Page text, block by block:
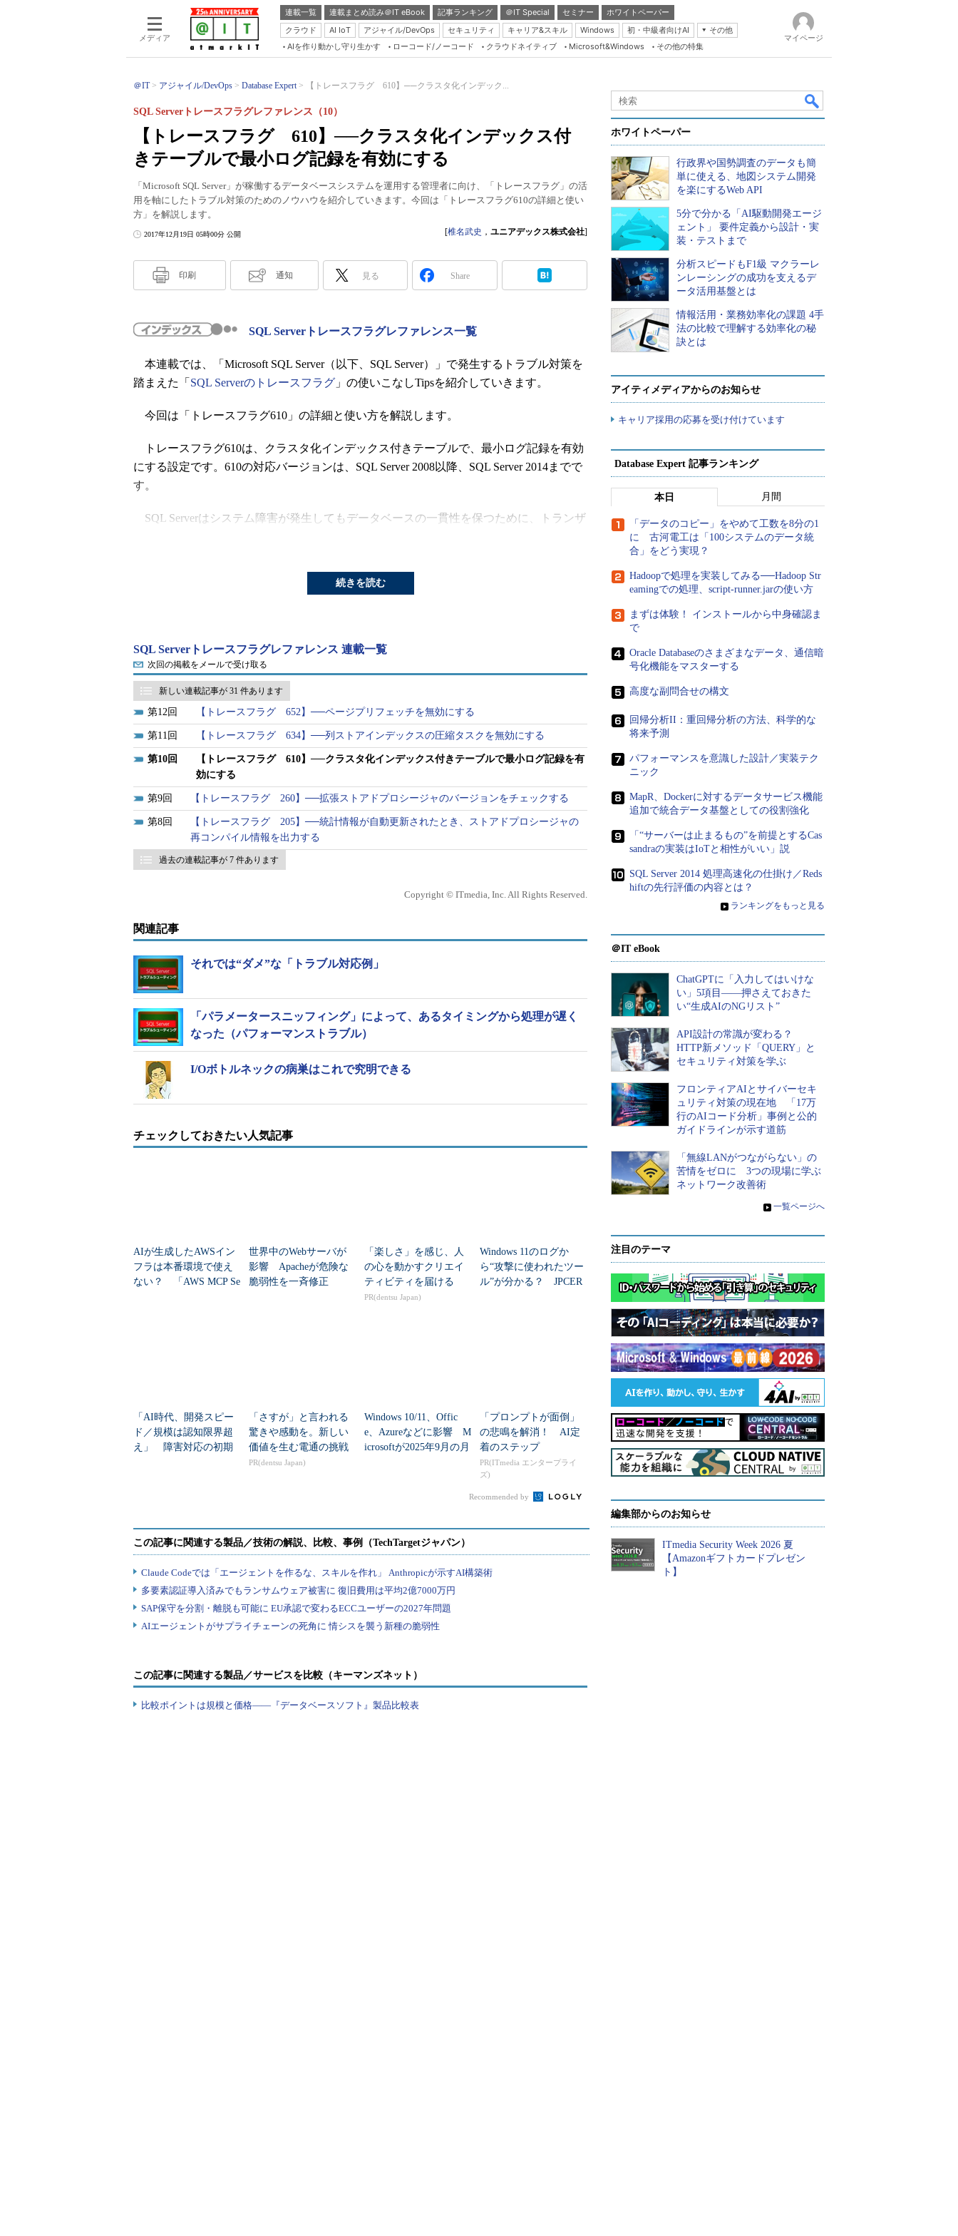
メディア
連載一覧 連載まとめ読み＠IT eBook 記事ランキング ＠IT Special セミナー
ホワイトペーパー
クラウド
AI IoT アジャイル/DevOps セキュリティ キャリア&スキル Windows 初・中級者向けAI
その他
Server & Storage
Java Agile
Database Expert
Linux ＆ OSS
Master of IP Network
Security & Trust
Test & Tools
AIを作り動かし守り生かす ローコード/ノーコード クラウドネイティブ Microsoft&Windows その他の特集
マイページ
＠IT アジャイル/DevOps Database Expert 【トレースフラグ 610】──クラスタ化インデック...
【トレースフラグ 610】──クラスタ化インデックス付
きテーブルで最小ログ記録を有効にする
SQL Serverトレースフラグレファレンス（10）
「Microsoft SQL Server」が稼働するデータベースシステムを運用する管理者に向け、「トレースフラグ」の活
用を軸にしたトラブル対策のためのノウハウを紹介していきます。今回は「トレースフラグ610の詳細と使い
方」を解説します。
2017年12月19日 05時00分 公開 [椎名武史 ， ユニアデックス株式会社]
印刷 通知 見る Share
SQL Serverトレースフラグレファレンス一覧
本連載では、「Microsoft SQL Server（以下、SQL Server）」で発生するトラブル対策を
踏まえた「 SQL Serverのトレースフラグ 」の使いこなしTipsを紹介していきます。
今回は「トレースフラグ610」の詳細と使い方を解説します。
トレースフラグ610は、クラスタ化インデックス付きテーブルで、最小ログ記録を有効
にする設定です。610の対応バージョンは、SQL Server 2008以降、SQL Server 2014までで
す。
SQL Serverはシステム障害が発生してもデータベースの一貫性を保つために、トランザ
しかし、全ての変更を記録するとトランザクションログの肥大化や処理遅延を引き起
こういった場合に役立つのが最小ログ記録です。対象データベースが単純復旧モデル
か、一括ログ復旧モデルの場合は、一括操作をエクステントの割り当てやメタデータの
変更だけの最小限のログ記録にとどめることができます。
最小ログ記録が使用できるか否かは状況により異なります。クラスタ化インデックス
が付与されているテーブルに対する一括操作では、テーブルが0行であり、さらに
TABLOCKヒントとORDERヒントが付与されている場合にのみ、最小ログ記録を使用で
ここでトレースフラグ610を有効にするとテーブル内の行数やヒントに関わらず、最小
ログ記録を使用できます。
設定可能なスコープ
スタートアップ
○
－
グローバルスコープ
○
トレースフラグ 3604／3605
－ 不要
動作例
一括操作を実行する前にトレースフラグ610が有効になっていれば、可能な限り最小ロ
グ記録を使用します。ただし、最小ログ記録にも弱点があります。最小ログ記録を含ん
ックアップ終了時点にしか復旧させることができません。
トレースフラグ610は、SQL Server 2008で導入された設定です。MSDN Blogsによれ
ば、SQL Server 2016からトレースフラグの有無に関わらず最小ログ記録を使用します。
SQL Server 2016, Minimal logging and Impact of the Batchsize in bulk load operations（MSDN
Blogs）
続きを読む
SQL Serverトレースフラグレファレンス 連載一覧
次回の掲載をメールで受け取る
新しい連載記事が 31 件あります
12 【トレースフラグ 652】──ページプリフェッチを無効にする
11 【トレースフラグ 634】──列ストアインデックスの圧縮タスクを無効にする
10
【トレースフラグ 610】──クラスタ化インデックス付きテーブルで最小ログ記録を有
効にする
9 【トレースフラグ 260】──拡張ストアドプロシージャのバージョンをチェックする
8
【トレースフラグ 205】──統計情報が自動更新されたとき、ストアドプロシージャの
再コンパイル情報を出力する
過去の連載記事が 7 件あります
Copyright © ITmedia, Inc. All Rights Reserved.
関連記事
それでは“ダメ”な「トラブル対応例」
「パラメータースニッフィング」によって、あるタイミングから処理が遅く
なった（パフォーマンストラブル）
I/Oボトルネックの病巣はこれで究明できる
チェックしておきたい人気記事
AIが生成したAWSイン
フラは本番環境で使え
ない？ 「AWS MCP Se
世界中のWebサーバが
影響 Apacheが危険な
脆弱性を一斉修正
「楽しさ」を感じ、人
の心を動かすクリエイ
ティビティを届ける
PR(dentsu Japan)
Windows 11のログか
ら“攻撃に使われたツー
ル”が分かる？ JPCER
「AI時代、開発スピー
ド／規模は認知限界超
え」 障害対応の初期
「さすが」と言われる
驚きや感動を。新しい
価値を生む電通の挑戦
PR(dentsu Japan)
Windows 10/11、Offic
e、Azureなどに影響 M
icrosoftが2025年9月の月
「プロンプトが面倒」
の悲鳴を解消！ AI定
着のステップ
PR(ITmedia エンタープライ
ズ)
Recommended by
この記事に関連する製品／サービスを比較（キーマンズネット）
比較ポイントは規模と価格――『データベースソフト』製品比較表
ホワイトペーパー
行政界や国勢調査のデータも簡
単に使える、地図システム開発
を楽にするWeb API
5分で分かる「AI駆動開発エージ
ェント」 要件定義から設計・実
装・テストまで
分析スピードもF1級 マクラーレ
ンレーシングの成功を支えるデ
ータ活用基盤とは
情報活用・業務効率化の課題 4手
法の比較で理解する効率化の秘
訣とは
アイティメディアからのお知らせ
キャリア採用の応募を受け付けています
Database Expert 記事ランキング
本日 月間
「データのコピー」をやめて工数を8分の1
に 古河電工は「100システムのデータ統
合」をどう実現？
Hadoopで処理を実装してみる──Hadoop Str
eamingでの処理、script-runner.jarの使い方
まずは体験！ インストールから中身確認ま
で
Oracle Databaseのさまざまなデータ、通信暗
号化機能をマスターする
高度な副問合せの構文
回帰分析II：重回帰分析の方法、科学的な
将来予測
パフォーマンスを意識した設計／実装テク
ニック
MapR、Dockerに対するデータサービス機能
追加で統合データ基盤としての役割強化
「“サーバーは止まるもの”を前提とするCas
sandraの実装はIoTと相性がいい」説
SQL Server 2014 処理高速化の仕掛け／Reds
hiftの先行評価の内容とは？
» ランキングをもっと見る
＠IT eBook
ChatGPTに「入力してはいけな
い」5項目――押さえておきた
い“生成AIのNGリスト”
API設計の常識が変わる？
HTTP新メソッド「QUERY」と
セキュリティ対策を学ぶ
フロンティアAIとサイバーセキ
ュリティ対策の現在地 「17万
行のAIコード分析」事例と公的
ガイドラインが示す道筋
「無線LANがつながらない」の
苦情をゼロに 3つの現場に学ぶ
ネットワーク改善術
» 一覧ページへ
注目のテーマ
編集部からのお知らせ
ITmedia Security Week 2026 夏
【Amazonギフトカードプレゼン
ト】